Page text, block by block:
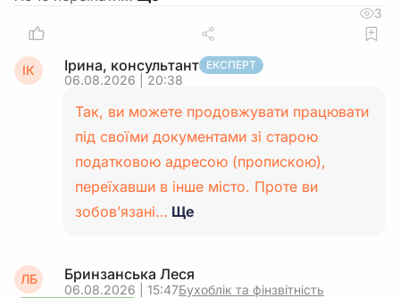
3
ІК Ірина, консультант ЕКСПЕРТ
06.08.2026 | 20:38
Так, ви можете продовжувати працювати
під своїми документами зі старою
податковою адресою (пропискою),
переїхавши в інше місто. Проте ви
зобов’язані… Ще
ЛБ Бринзанська Леся
06.08.2026 | 15:47Бухоблік та фінзвітність